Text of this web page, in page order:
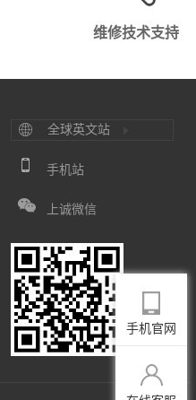
维修技术支持
全球英文站
手机站
上诚微信
手机官网